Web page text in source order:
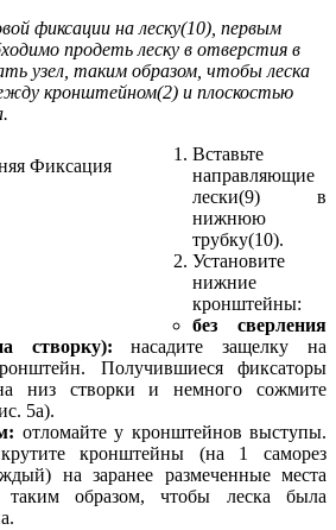
фиксации на леску(10), первым
продеть леску в отверстия в
узел, таким образом, чтобы леска
кронштейном(2) и плоскостью
Вставьте
направляющие
лески(9) в
нижнюю
трубку(10).
Установите
нижние
кронштейны:
без сверления
створку): насадите защелку на
Получившиеся фиксаторы
низ створки и немного сожмите
5а).
отломайте у кронштейнов выступы.
кронштейны (на 1 саморез
на заранее размеченные места
образом, чтобы леска была